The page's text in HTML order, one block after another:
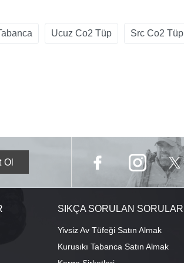
Ucuz Co2 Tüp Src Co2 Tüp
SIKÇA SORULAN SORULAR
Yivsiz Av Tüfeği Satın Almak
Kurusıkı Tabanca Satın Almak